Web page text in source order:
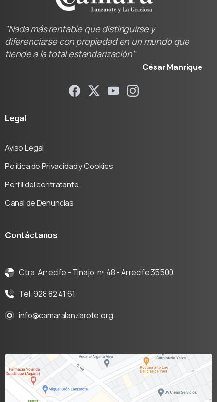
"Nada más rentable que distinguirse y
diferenciarse con propiedad en un mundo que
tiende a la total estandarización"
César Manrique
Legal
Aviso Legal
Política de Privacidad y Cookies
Perfil del contratante
Canal de Denuncias
Contáctanos
Ctra. Arrecife - Tinajo, nº 48 - Arrecife 35500
Tel: 928 82 41 61
info@camaralanzarote.org